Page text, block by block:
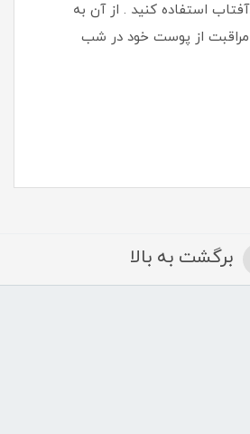
استفاده کنید . از آن به
مراقبت از پوست خود در شب
برگشت به بالا